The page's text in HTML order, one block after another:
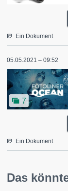
Ein Dokument
05.05.2021 – 09:52
7
Ein Dokument
Das